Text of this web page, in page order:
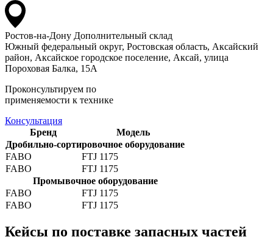
Ростов-на-Дону Дополнительный склад
Южный федеральный округ, Ростовская область, Аксайский
район, Аксайское городское поселение, Аксай, улица
Пороховая Балка, 15А
Проконсультируем по
применяемости к технике
Консультация
Бренд
Модель
Дробильно-сортировочное оборудование
FABO
FTJ 1175
FABO
FTJ 1175
Промывочное оборудование
FABO
FTJ 1175
FABO
FTJ 1175
Кейсы по поставке запасных частей